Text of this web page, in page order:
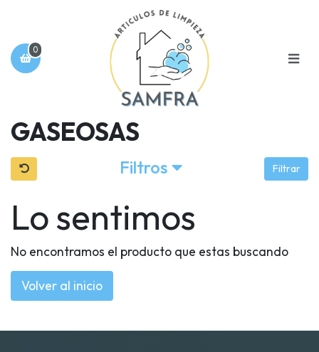
0
GASEOSAS
Filtros Filtrar
Lo sentimos
No encontramos el producto que estas buscando
Volver al inicio